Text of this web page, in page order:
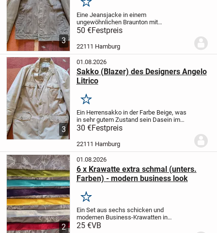
3
Merken
Eine Jeansjacke in einem
ungewöhnlichen Braunton mit
Metallknöpfen von der bekannten Marke
Größe L, figurbetont.
50 €Festpreis
22111 Hamburg
3
01.08.2026
Sakko (Blazer) des Designers Angelo
Litrico
Merken
Ein Herrensakko in der Farbe Beige, was
in sehr gutem Zustand sein Dasein im
Schrank verbracht hat.
30 €Festpreis
22111 Hamburg
2
01.08.2026
6 x Krawatte extra schmal (unters.
Farben) - modern business look
Merken
Ein Set aus sechs schicken und
modernen Business-Krawatten in
frischem extra schmalem Schnitt in
25 €VB